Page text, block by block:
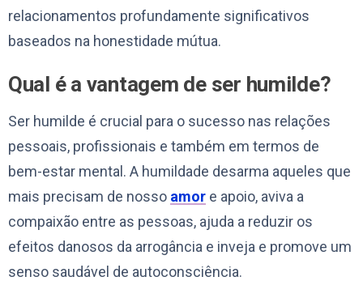
relacionamentos profundamente significativos
baseados na honestidade mútua.
Qual é a vantagem de ser humilde?
Ser humilde é crucial para o sucesso nas relações
pessoais, profissionais e também em termos de
bem-estar mental. A humildade desarma aqueles que
mais precisam de nosso amor e apoio, aviva a
compaixão entre as pessoas, ajuda a reduzir os
efeitos danosos da arrogância e inveja e promove um
senso saudável de autoconsciência.